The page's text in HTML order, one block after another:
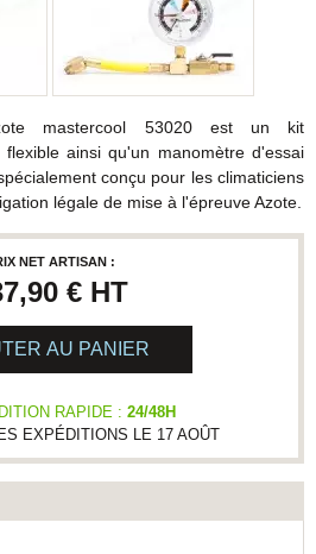
mastercool 53020 est un kit
ainsi qu'un manomètre d'essai
conçu pour les climaticiens
légale de mise à l'épreuve Azote.
NET ARTISAN :
€HT
AU PANIER
RAPIDE : 24/48H
EXPÉDITIONS LE 17 AOÛT